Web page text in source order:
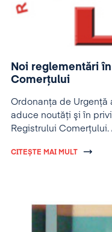
Noi reglementări
Comerţului
Ordonanţa de Urgenţă
aduce noutăţi şi în
Registrului
societăţile comerciale,
CITEȘTE MAI MULT